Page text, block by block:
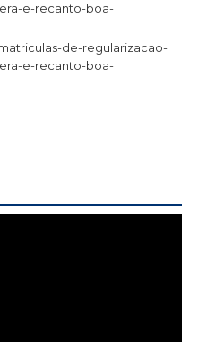
e-recanto-boa-
de-regularizacao-
e-recanto-boa-